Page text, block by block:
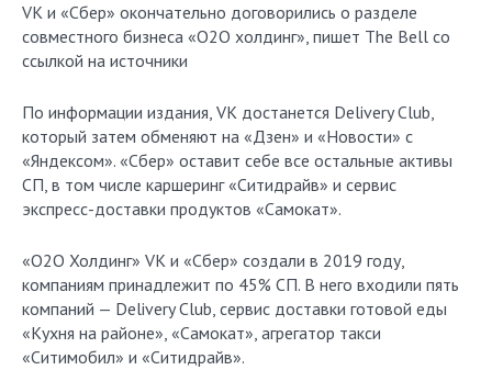
VK и «Сбер» окончательно договорились о разделе
совместного бизнеса «О2О холдинг», пишет The Bell со
ссылкой на источники
По информации издания, VK достанется Delivery Club,
который затем обменяют на «Дзен» и «Новости» с
«Яндексом». «Сбер» оставит себе все остальные активы
СП, в том числе каршеринг «Ситидрайв» и сервис
экспресс-доставки продуктов «Самокат».
«О2О Холдинг» VK и «Сбер» создали в 2019 году,
компаниям принадлежит по 45% СП. В него входили пять
компаний — Delivery Club, сервис доставки готовой еды
«Кухня на районе», «Самокат», агрегатор такси
«Ситимобил» и «Ситидрайв».